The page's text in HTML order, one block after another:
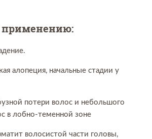
применению:
алопеция, начальные стадии у
потери волос и небольшого
в лобно-теменной зоне
волосистой части головы,